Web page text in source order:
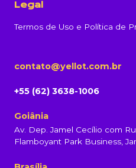
Legal
Termos de Uso e Política de
contato@yellot.com.br
+55 (62) 3638-1006
Goiânia
Av. Dep. Jamel Cecílio com
Flamboyant Park Business,